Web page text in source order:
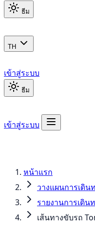
ธีม
TH
เข้าสู่ระบบ
ธีม
เข้าสู่ระบบ
หน้าแรก
วางแผนการเดิน
รายงานการเดิน
เส้นทางขับรถ